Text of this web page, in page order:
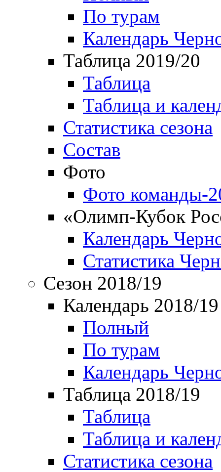
По турам
Календарь
Таблица 2019/20
Таблица
Таблица и
Статистика сезона
Состав
Фото
Фото команды-
«Олимп-Кубок
Календарь
Статистика
Сезон 2018/19
Календарь 2018/19
Полный
По турам
Календарь
Таблица 2018/19
Таблица
Таблица и
Статистика сезона